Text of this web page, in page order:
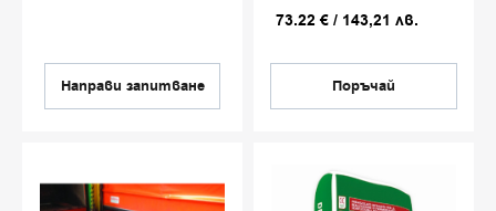
Повърхностни
втвърдители и
заздравяващи продукти
Подходящи за уплътняване,
Направи запитване
73.22 € / 143,21 лв.
Поръчай